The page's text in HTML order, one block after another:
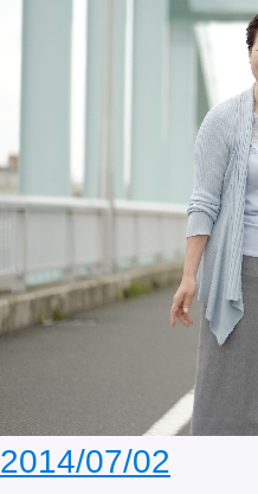
2014/07/02